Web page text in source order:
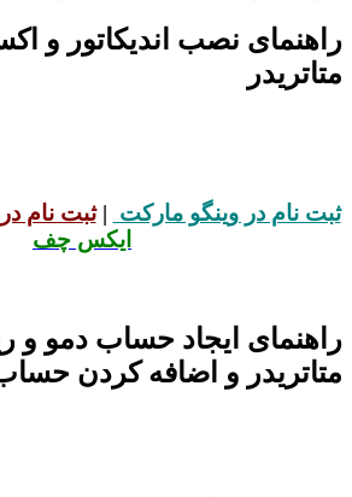
نصب اندیکاتور و
نام در وینگو مارکت|ثبت نام در
ایکس چف
ایجاد حساب دمو و
و اضافه کردن حساب به